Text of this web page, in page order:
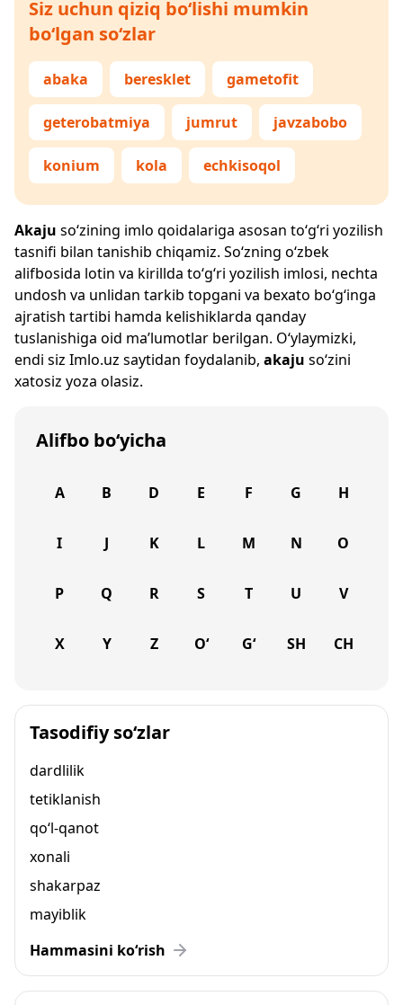
Siz uchun qiziq bo‘lishi mumkin
bo‘lgan so‘zlar
abaka beresklet gametofit
geterobatmiya jumrut javzabobo
konium kola echkisoqol
Akaju so‘zining imlo qoidalariga asosan to‘g‘ri yozilish
tasnifi bilan tanishib chiqamiz. So‘zning o‘zbek
alifbosida lotin va kirillda to‘g‘ri yozilish imlosi, nechta
undosh va unlidan tarkib topgani va bexato bo‘g‘inga
ajratish tartibi hamda kelishiklarda qanday
tuslanishiga oid ma’lumotlar berilgan. O‘ylaymizki,
endi siz Imlo.uz saytidan foydalanib, akaju so‘zini
xatosiz yoza olasiz.
Alifbo bo‘yicha
A B D E F G H
I J K L M N O
P Q R S T U V
X Y Z O‘ G‘ SH CH
Tasodifiy so‘zlar
dardlilik
tetiklanish
qo‘l-qanot
xonali
shakarpaz
mayiblik
Hammasini ko‘rish